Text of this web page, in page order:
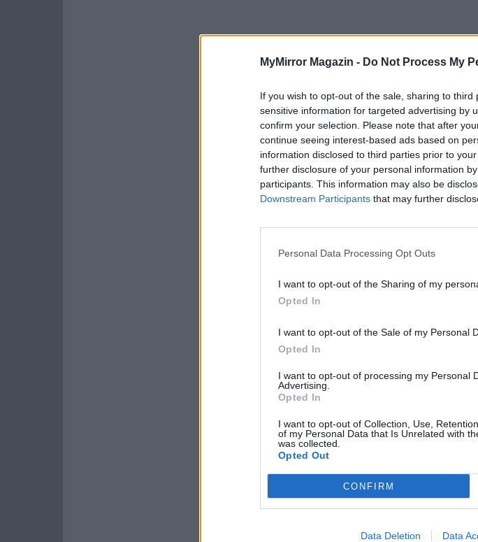
MyMirror Magazin - Do Not Process My
If you wish to opt-out of the sale, sharing to
sensitive information for targeted advertising by
confirm your selection. Please note that after
continue seeing interest-based ads based on
information disclosed to third parties prior to
further disclosure of your personal information
participants. This information may also be
Downstream Participants that may further
Personal Data Processing Opt Outs
I want to opt-out of the Sharing of my
Opted In
I want to opt-out of the Sale of my Personal
Opted In
I want to opt-out of processing my Personal
Advertising.
Opted In
I want to opt-out of Collection, Use,
of my Personal Data that Is Unrelated with
was collected.
Opted Out
CONFIRM
Data Deletion Data